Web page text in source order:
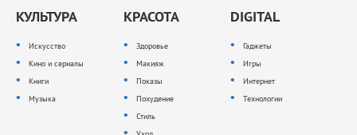
КУЛЬТУРА
Искусство
Кино и сериалы
Книги
Музыка
КРАСОТА
Здоровье
Макияж
Показы
Похудение
Стиль
DIGITAL
Гаджеты
Игры
Интернет
Технологии